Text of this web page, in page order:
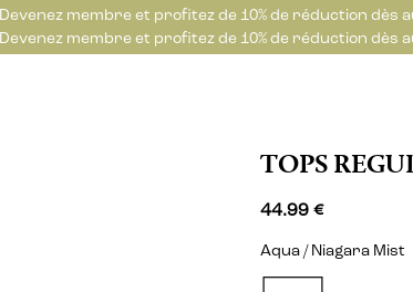
Devenez membre et profitez de 10% de réduction dès
Devenez membre et profitez de 10% de réduction dès
TOPS
44.99 €
Aqua / Niagara Mist